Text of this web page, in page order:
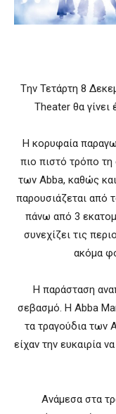
Tην Τετάρτη 8
Theater θα
Η κορυφαία
πιο πιστό τρόπο τη
των Abba, καθώς και
παρουσιάζεται από
πάνω από 3
συνεχίζει τις
ακόμα
Η παράσταση
σεβασμό. Η Abba
τα τραγούδια των
είχαν την ευκαιρία
Ανάμεσα στα